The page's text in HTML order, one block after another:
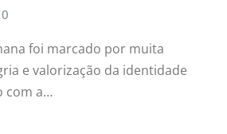
0
foi marcado por muita
e valorização da identidade
com a…